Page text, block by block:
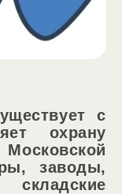
с
охрану
заводы,